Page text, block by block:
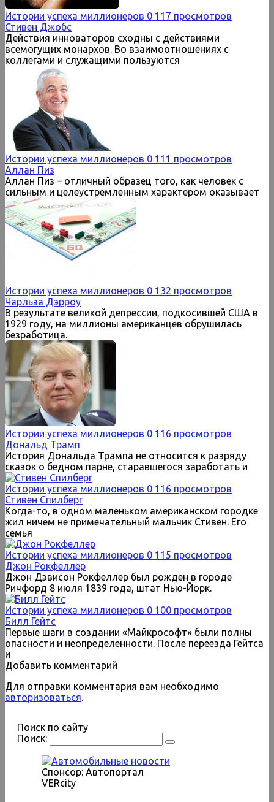
Истории успеха миллионеров 0 117 просмотров
Стивен Джобс
Действия инноваторов сходны с действиями
всемогущих монархов. Во взаимоотношениях с
коллегами и служащими пользуются
Истории успеха миллионеров 0 111 просмотров
Аллан Пиз
Аллан Пиз – отличный образец того, как человек с
сильным и целеустремленным характером оказывает
Истории успеха миллионеров 0 132 просмотров
Чарльза Дэрроу
В результате великой депрессии, подкосившей США в
1929 году, на миллионы американцев обрушилась
безработица.
Истории успеха миллионеров 0 116 просмотров
Дональд Трамп
История Дональда Трампа не относится к разряду
сказок о бедном парне, старавшегося заработать и
Истории успеха миллионеров 0 116 просмотров
Стивен Спилберг
Когда-то, в одном маленьком американском городке
жил ничем не примечательный мальчик Стивен. Его
семья
Истории успеха миллионеров 0 115 просмотров
Джон Рокфеллер
Джон Дэвисон Рокфеллер был рожден в городе
Ричфорд 8 июля 1839 года, штат Нью-Йорк.
Истории успеха миллионеров 0 100 просмотров
Билл Гейтс
Первые шаги в создании «Майкрософт» были полны
опасности и неопределенности. После переезда Гейтса
и
Добавить комментарий
Для отправки комментария вам необходимо
авторизоваться.
Поиск по сайту
Поиск:
Спонсор: Автопортал
VERcity